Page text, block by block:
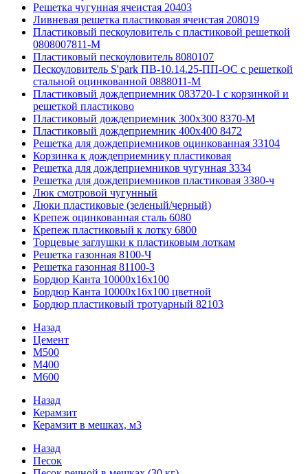
Решетка чугунная ячеистая 20403
Ливневая решетка пластиковая ячеистая 208019
Пластиковый пескоуловитель с пластиковой решеткой
0808007811-М
Пластиковый пескоуловитель 8080107
Пескоуловитель S'park ПВ-10.14.25-ПП-ОС с решеткой
стальной оцинкованной 0888011-М
Пластиковый дождеприемник 083720-1 c корзинкой и
решеткой пластиково
Пластиковый дождеприемник 300x300 8370-М
Пластиковый дождеприемник 400x400 8472
Решетка для дождеприемников оцинкованная 33104
Корзинка к дождеприемнику пластиковая
Решетка для дождеприемников чугунная 3334
Решетка для дождеприемников пластиковая 3380-ч
Люк смотровой чугунный
Люки пластиковые (зеленый/черный)
Крепеж оцинкованная сталь 6080
Крепеж пластиковый к лотку 6800
Торцевые заглушки к пластиковым лоткам
Решетка газонная 8100-Ч
Решетка газонная 81100-З
Бордюр Канта 10000x16x100
Бордюр Канта 10000x16x100 цветной
Бордюр пластиковый тротуарный 82103
Назад
Цемент
М500
М400
М600
Назад
Керамзит
Керамзит в мешках, м3
Назад
Песок